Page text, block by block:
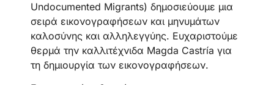
Undocumented Migrants) δημοσιεύουμε μια
σειρά εικονογραφήσεων και μηνυμάτων
καλοσύνης και αλληλεγγύης. Ευχαριστούμε
θερμά την καλλιτέχνιδα Magda Castría για
τη δημιουργία των εικονογραφήσεων.